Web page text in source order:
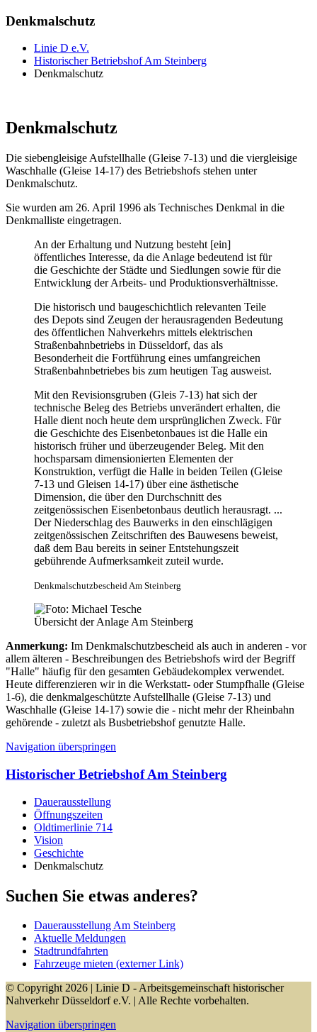
Denkmalschutz
Linie D e.V.
Historischer Betriebshof Am Steinberg
Denkmalschutz
Denkmalschutz
Die siebengleisige Aufstellhalle (Gleise 7-13) und die viergleisige
Waschhalle (Gleise 14-17) des Betriebshofs stehen unter
Denkmalschutz.
Sie wurden am 26. April 1996 als Technisches Denkmal in die
Denkmalliste eingetragen.
An der Erhaltung und Nutzung besteht [ein]
öffentliches Interesse, da die Anlage bedeutend ist für
die Geschichte der Städte und Siedlungen sowie für die
Entwicklung der Arbeits- und Produktionsverhältnisse.
Die historisch und baugeschichtlich relevanten Teile
des Depots sind Zeugen der herausragenden Bedeutung
des öffentlichen Nahverkehrs mittels elektrischen
Straßenbahnbetriebs in Düsseldorf, das als
Besonderheit die Fortführung eines umfangreichen
Straßenbahnbetriebes bis zum heutigen Tag ausweist.
Mit den Revisionsgruben (Gleis 7-13) hat sich der
technische Beleg des Betriebs unverändert erhalten, die
Halle dient noch heute dem ursprünglichen Zweck. Für
die Geschichte des Eisenbetonbaues ist die Halle ein
historisch früher und überzeugender Beleg. Mit den
hochsparsam dimensionierten Elementen der
Konstruktion, verfügt die Halle in beiden Teilen (Gleise
7-13 und Gleisen 14-17) über eine ästhetische
Dimension, die über den Durchschnitt des
zeitgenössischen Eisenbetonbaus deutlich herausragt. ...
Der Niederschlag des Bauwerks in den einschlägigen
zeitgenössischen Zeitschriften des Bauwesens beweist,
daß dem Bau bereits in seiner Entstehungszeit
gebührende Aufmerksamkeit zuteil wurde.
Denkmalschutzbescheid Am Steinberg
Übersicht der Anlage Am Steinberg
Anmerkung: Im Denkmalschutzbescheid als auch in anderen - vor
allem älteren - Beschreibungen des Betriebshofs wird der Begriff
"Halle" häufig für den gesamten Gebäudekomplex verwendet.
Heute differenzieren wir in die Werkstatt- oder Stumpfhalle (Gleise
1-6), die denkmalgeschützte Aufstellhalle (Gleise 7-13) und
Waschhalle (Gleise 14-17) sowie die - nicht mehr der Rheinbahn
gehörende - zuletzt als Busbetriebshof genutzte Halle.
Navigation überspringen
Historischer Betriebshof Am Steinberg
Dauerausstellung
Öffnungszeiten
Oldtimerlinie 714
Vision
Geschichte
Denkmalschutz
Suchen Sie etwas anderes?
Dauerausstellung Am Steinberg
Aktuelle Meldungen
Stadtrundfahrten
Fahrzeuge mieten (externer Link)
© Copyright 2026 | Linie D - Arbeitsgemeinschaft historischer
Nahverkehr Düsseldorf e.V. | Alle Rechte vorbehalten.
Navigation überspringen